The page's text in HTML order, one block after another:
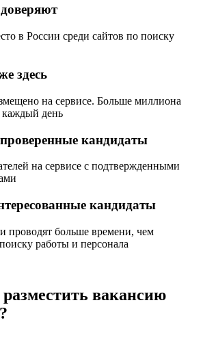
в России среди сайтов по поиску
здесь
на сервисе. Больше миллиона
каждый день
кандидаты
на сервисе с подтвержденными
кандидаты
проводят больше времени, чем
работы и персонала
вакансию